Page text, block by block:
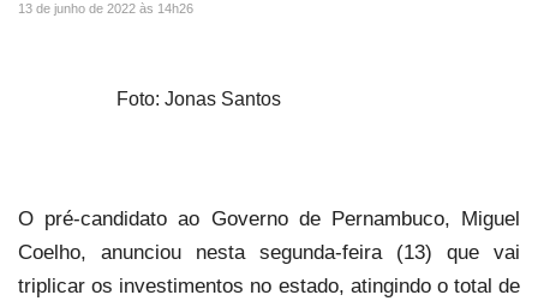
13 de junho de 2022 às 14h26
Foto: Jonas Santos
O pré-candidato ao Governo de Pernambuco, Miguel
Coelho, anunciou nesta segunda-feira (13) que vai
triplicar os investimentos no estado, atingindo o total de